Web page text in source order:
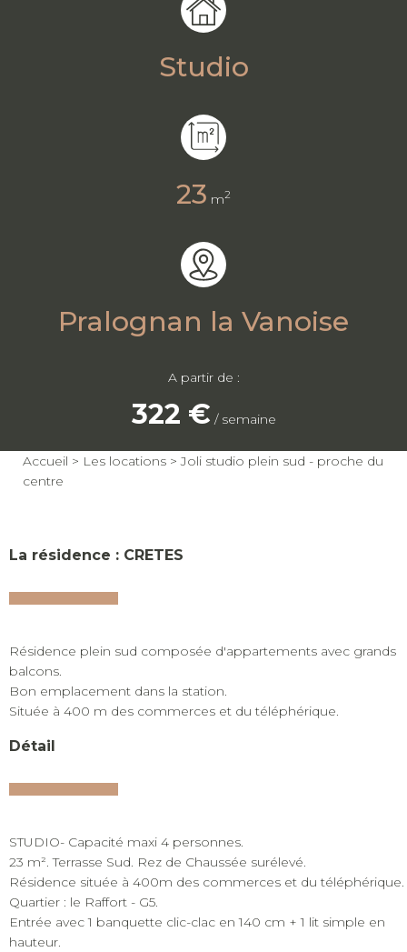
Studio
23 m2
Pralognan la Vanoise
A partir de :
322 € / semaine
Accueil > Les locations >Joli studio plein sud - proche du
centre
La résidence : CRETES
Résidence plein sud composée d'appartements avec grands
balcons.
Bon emplacement dans la station.
Située à 400 m des commerces et du téléphérique.
Détail
STUDIO- Capacité maxi 4 personnes.
23 m². Terrasse Sud. Rez de Chaussée surélevé.
Résidence située à 400m des commerces et du téléphérique.
Quartier : le Raffort - G5.
Entrée avec 1 banquette clic-clac en 140 cm + 1 lit simple en
hauteur.